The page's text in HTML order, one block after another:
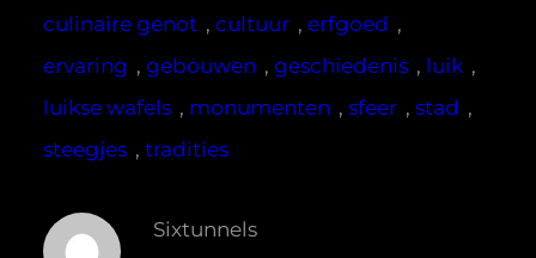
culinaire genot , cultuur , erfgoed ,
ervaring , gebouwen , geschiedenis , luik ,
luikse wafels , monumenten , sfeer , stad ,
steegjes , tradities
Sixtunnels